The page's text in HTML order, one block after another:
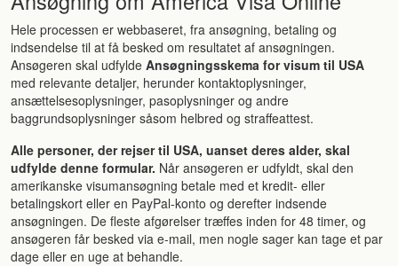
Hele processen er webbaseret, fra ansøgning, betaling og
indsendelse til at få besked om resultatet af ansøgningen.
Ansøgeren skal udfylde Ansøgningsskema for visum til USA
med relevante detaljer, herunder kontaktoplysninger,
ansættelsesoplysninger, pasoplysninger og andre
baggrundsoplysninger såsom helbred og straffeattest.
Alle personer, der rejser til USA, uanset deres alder, skal
udfylde denne formular. Når ansøgeren er udfyldt, skal den
amerikanske visumansøgning betale med et kredit- eller
betalingskort eller en PayPal-konto og derefter indsende
ansøgningen. De fleste afgørelser træffes inden for 48 timer, og
ansøgeren får besked via e-mail, men nogle sager kan tage et par
dage eller en uge at behandle.